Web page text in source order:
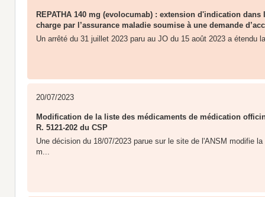
REPATHA 140 mg (evolocumab) : extension d'indication dans
charge par l’assurance maladie soumise à une demande
Un arrêté du 31 juillet 2023 paru au JO du 15 août 2023 a étendu
20/07/2023
Modification de la liste des médicaments de médication
R. 5121-202 du CSP
Une décision du 18/07/2023 parue sur le site de l'ANSM modifie
m...